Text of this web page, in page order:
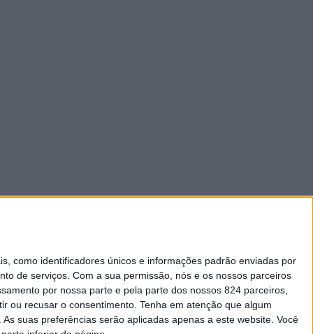
como identificadores únicos e informações padrão enviadas por
de serviços. Com a sua permissão, nós e os nossos parceiros
por nossa parte e pela parte dos nossos 824 parceiros,
ou recusar o consentimento. Tenha em atenção que algum
suas preferências serão aplicadas apenas a este website. Você